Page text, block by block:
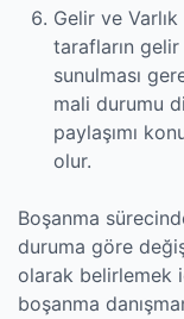
Gelir ve Varlık
tarafların gelir
sunulması
mali durumu
paylaşımı
olur.
Boşanma
duruma göre
olarak belirlemek
boşanma